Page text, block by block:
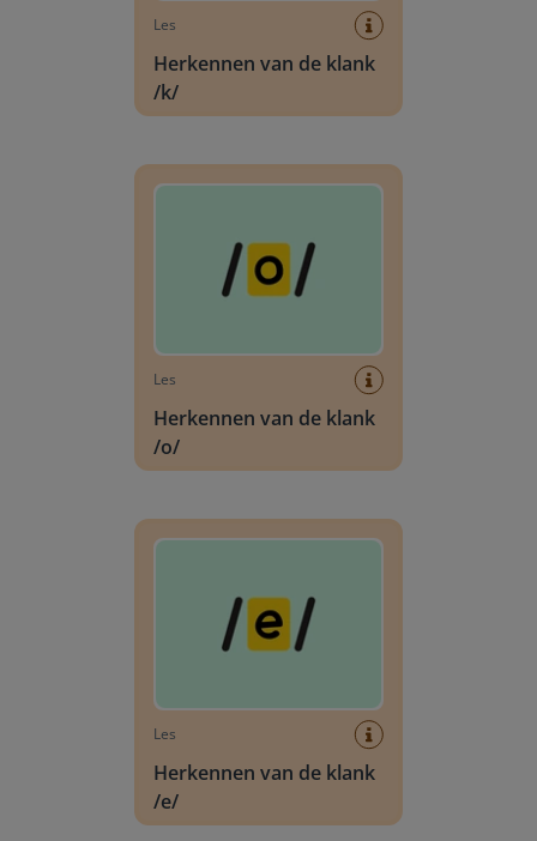
Les
Herkennen van de klank
/k/
Les
Herkennen van de klank
/o/
Les
Herkennen van de klank
/e/